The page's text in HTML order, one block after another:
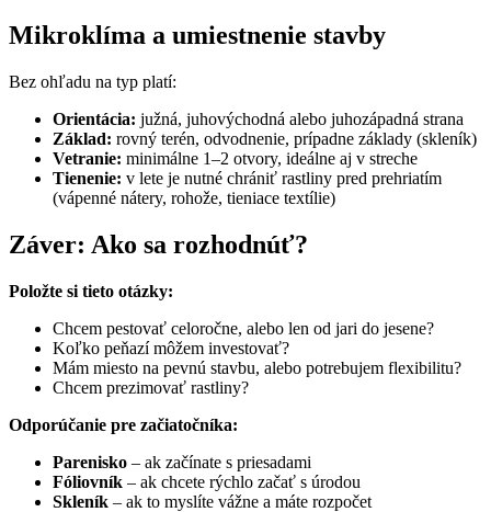
Mikroklíma a umiestnenie stavby
Bez ohľadu na typ platí:
Orientácia: južná, juhovýchodná alebo juhozápadná strana
Základ: rovný terén, odvodnenie, prípadne základy (skleník)
Vetranie: minimálne 1–2 otvory, ideálne aj v streche
Tienenie: v lete je nutné chrániť rastliny pred prehriatím
(vápenné nátery, rohože, tieniace textílie)
Záver: Ako sa rozhodnúť?
Položte si tieto otázky:
Chcem pestovať celoročne, alebo len od jari do jesene?
Koľko peňazí môžem investovať?
Mám miesto na pevnú stavbu, alebo potrebujem flexibilitu?
Chcem prezimovať rastliny?
Odporúčanie pre začiatočníka:
Parenisko – ak začínate s priesadami
Fóliovník – ak chcete rýchlo začať s úrodou
Skleník – ak to myslíte vážne a máte rozpočet